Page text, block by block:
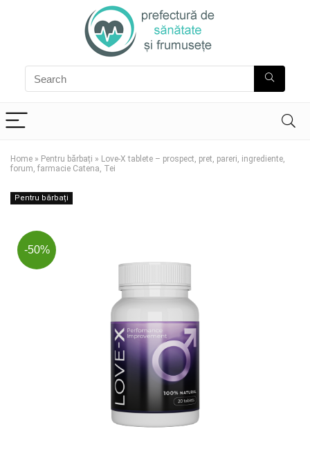
Home » Pentru bărbați » Love-X tablete – prospect, pret, pareri, ingrediente,
forum, farmacie Catena, Tei
Pentru bărbați
-50%